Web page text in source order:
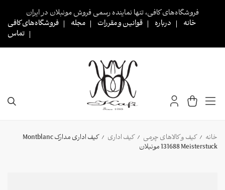
فروشگاه‌های کافی، تنها نماینده رسمی فروش مونبلان در ایران
خانه
درباره قوانین و مقررات مجله
فروشگاه‌های کافی
تماس
خانه / کیف و کالاهای چرمی / کیف اداری /
کیف اداری مدارک Montblanc
131688 Meisterstuck مونبلان